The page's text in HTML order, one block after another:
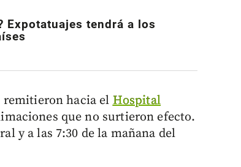
Expotatuajes tendrá a los
remitieron hacia el Hospital
que no surtieron efecto.
y a las 7:30 de la mañana del